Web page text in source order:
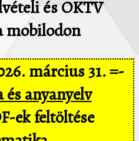
és OKTV
mobilodon
március 31. =-
anyanyelv
ek feltöltése